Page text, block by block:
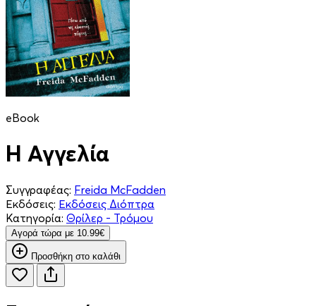
eBook
Η Αγγελία
Συγγραφέας: Freida McFadden
Εκδόσεις: Εκδόσεις Διόπτρα
Κατηγορία: Θρίλερ - Τρόμου
Aγορά τώρα με 10.99€
Προσθήκη στο καλάθι